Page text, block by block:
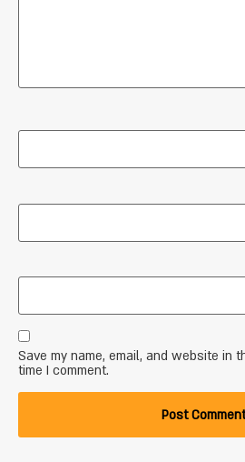
Save my name, email, and website in
time I comment.